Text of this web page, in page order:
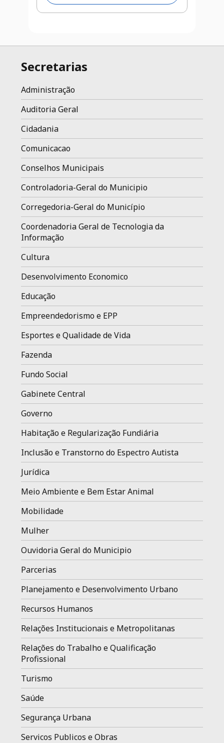
Secretarias
Administração
Auditoria Geral
Cidadania
Comunicacao
Conselhos Municipais
Controladoria-Geral do Municipio
Corregedoria-Geral do Município
Coordenadoria Geral de Tecnologia da
Informação
Cultura
Desenvolvimento Economico
Educação
Empreendedorismo e EPP
Esportes e Qualidade de Vida
Fazenda
Fundo Social
Gabinete Central
Governo
Habitação e Regularização Fundiária
Inclusão e Transtorno do Espectro Autista
Jurídica
Meio Ambiente e Bem Estar Animal
Mobilidade
Mulher
Ouvidoria Geral do Municipio
Parcerias
Planejamento e Desenvolvimento Urbano
Recursos Humanos
Relações Institucionais e Metropolitanas
Relações do Trabalho e Qualificação
Profissional
Turismo
Saúde
Segurança Urbana
Servicos Publicos e Obras